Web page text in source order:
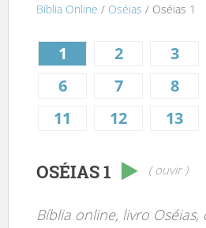
Bíblia Online / Oséias / Oséias 1
1 2 3
6
7 8
11
12 13
OSÉIAS 1 ( ouvir )
Bíblia online, livro